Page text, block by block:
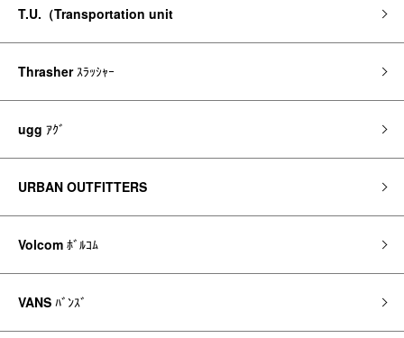
T.U.（Transportation unit
Thrasherｽﾗｯｼｬｰ
ugg ｱｸﾞ
URBAN OUTFITTERS
Volcom ﾎﾞﾙｺﾑ
VANS ﾊﾞﾝｽﾞ